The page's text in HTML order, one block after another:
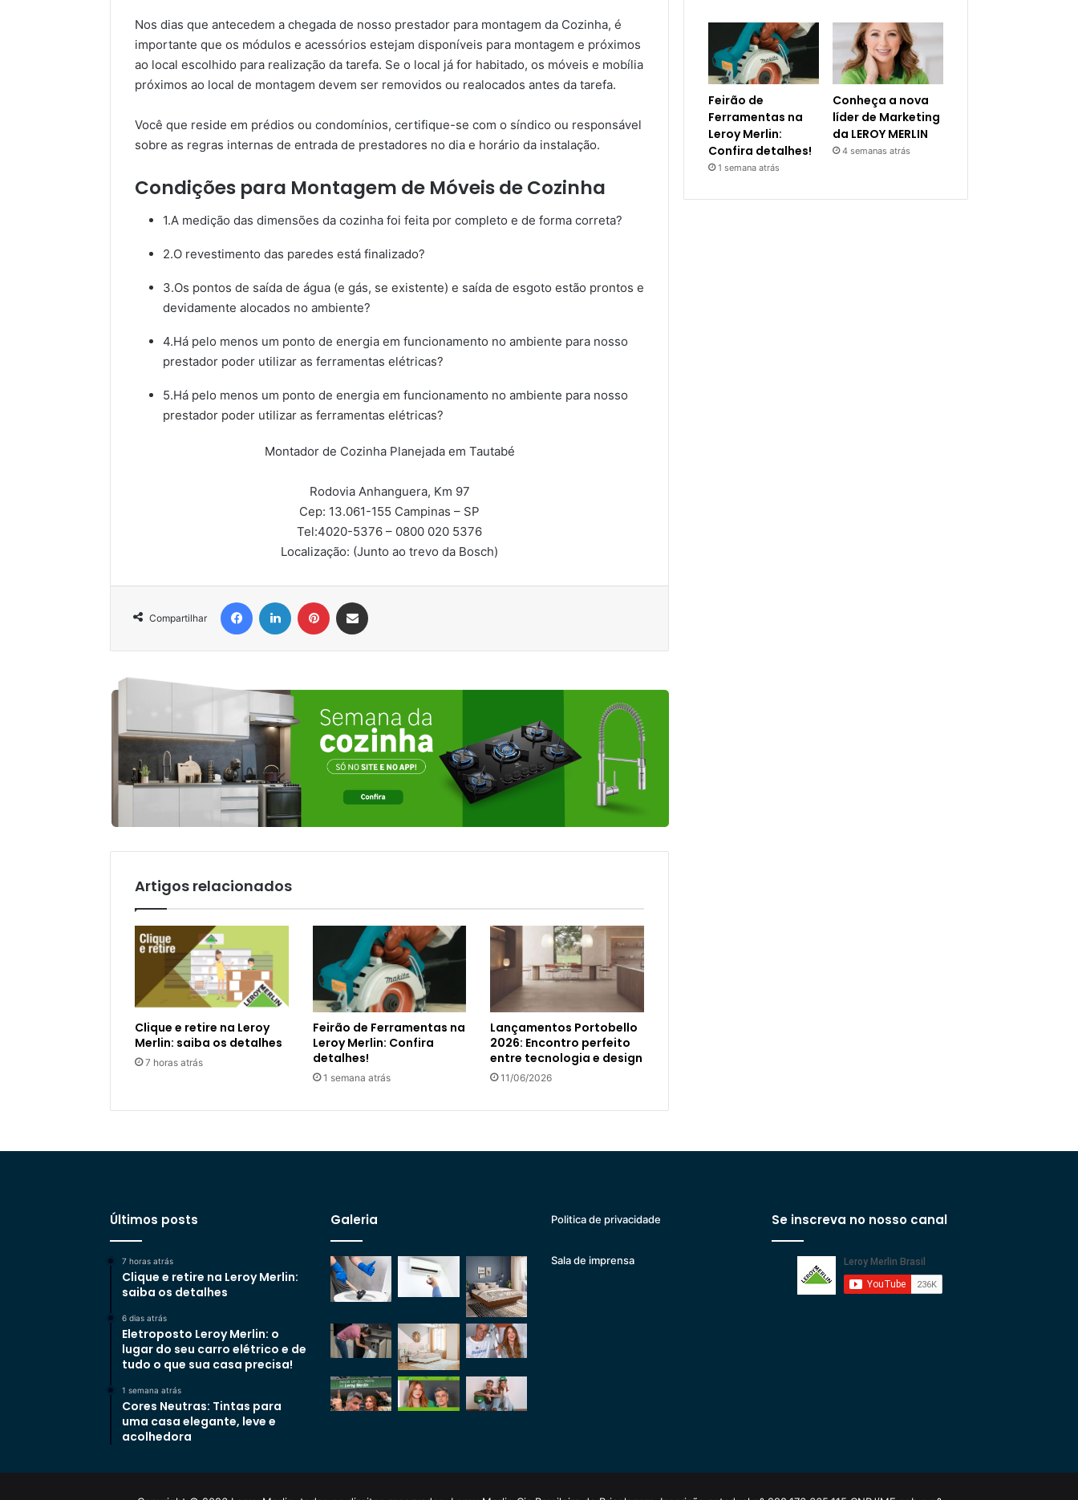
Nos dias que antecedem a chegada de nosso prestador para montagem da Cozinha, é
importante que os módulos e acessórios estejam disponíveis para montagem e próximos
ao local escolhido para realização da tarefa. Se o local já for habitado, os móveis e mobília
próximos ao local de montagem devem ser removidos ou realocados antes da tarefa.
Você que reside em prédios ou condomínios, certifique-se com o síndico ou responsável
sobre as regras internas de entrada de prestadores no dia e horário da instalação.
Condições para Montagem de Móveis de Cozinha
1.A medição das dimensões da cozinha foi feita por completo e de forma correta?
2.O revestimento das paredes está finalizado?
3.Os pontos de saída de água (e gás, se existente) e saída de esgoto estão prontos e
devidamente alocados no ambiente?
4.Há pelo menos um ponto de energia em funcionamento no ambiente para nosso
prestador poder utilizar as ferramentas elétricas?
5.Há pelo menos um ponto de energia em funcionamento no ambiente para nosso
prestador poder utilizar as ferramentas elétricas?
Montador de Cozinha Planejada em Tautabé
Rodovia Anhanguera, Km 97
Cep: 13.061-155 Campinas – SP
Tel:4020-5376 – 0800 020 5376
Localização: (Junto ao trevo da Bosch)
Compartilhar
FacebookLinkedin Pinterest
Artigos relacionados
Clique e retire na Leroy
Merlin: saiba os detalhes
7 horas atrás
Feirão de Ferramentas na
Leroy Merlin: Confira
detalhes!
1 semana atrás
Lançamentos Portobello
2026: Encontro perfeito
entre tecnologia e design
11/06/2026
Feirão de
Ferramentas na
Leroy Merlin:
Confira detalhes!
1 semana atrás
Conheça a nova
líder de Marketing
da LEROY MERLIN
4 semanas atrás
Últimos posts
7 horas atrás
Clique e retire na Leroy Merlin:
saiba os detalhes
6 dias atrás
Eletroposto Leroy Merlin: o
lugar do seu carro elétrico e de
tudo o que sua casa precisa!
1 semana atrás
Cores Neutras: Tintas para
uma casa elegante, leve e
acolhedora
Galeria Politica de privacidade
Sala de imprensa
Se inscreva no nosso canal